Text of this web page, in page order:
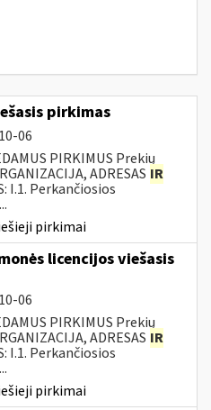
pirkimas
06
PIRKIMUS Prekių
ADRESAS IR
I.1. Perkančiosios
pirkimai
licencijos viešasis
06
PIRKIMUS Prekių
ADRESAS IR
I.1. Perkančiosios
pirkimai